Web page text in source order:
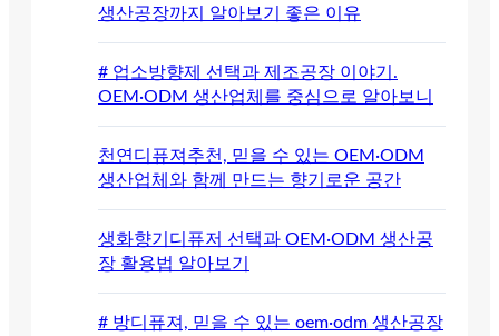
생산공장까지 알아보기 좋은 이유
# 업소방향제 선택과 제조공장 이야기.
OEM·ODM 생산업체를 중심으로 알아보니
천연디퓨져추천, 믿을 수 있는 OEM·ODM
생산업체와 함께 만드는 향기로운 공간
생화향기디퓨저 선택과 OEM·ODM 생산공
장 활용법 알아보기
# 방디퓨져, 믿을 수 있는 oem·odm 생산공장